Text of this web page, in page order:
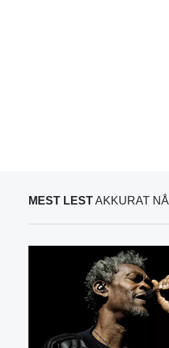
MEST LESTAKKURAT NÅ